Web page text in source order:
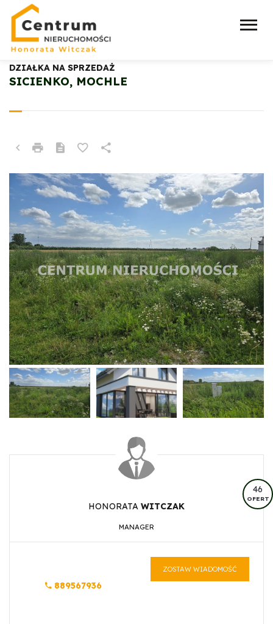
SICIENKO, MOCHLE
DZIAŁKA NA SPRZEDAŻ
46
OFERT
HONORATA WITCZAK
MANAGER
889567936
ZOSTAW WIADOMOŚĆ